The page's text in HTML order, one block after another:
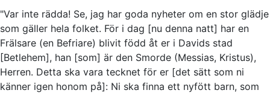
"Var inte rädda! Se, jag har goda nyheter om en stor glädje
som gäller hela folket. För i dag [nu denna natt] har en
Frälsare (en Befriare) blivit född åt er i Davids stad
[Betlehem], han [som] är den Smorde (Messias, Kristus),
Herren. Detta ska vara tecknet för er [det sätt som ni
känner igen honom på]: Ni ska finna ett nyfött barn, som